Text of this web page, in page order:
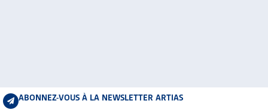
ABONNEZ-VOUS À LA NEWSLETTER ARTIAS